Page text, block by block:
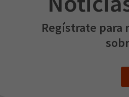
Regístrate para